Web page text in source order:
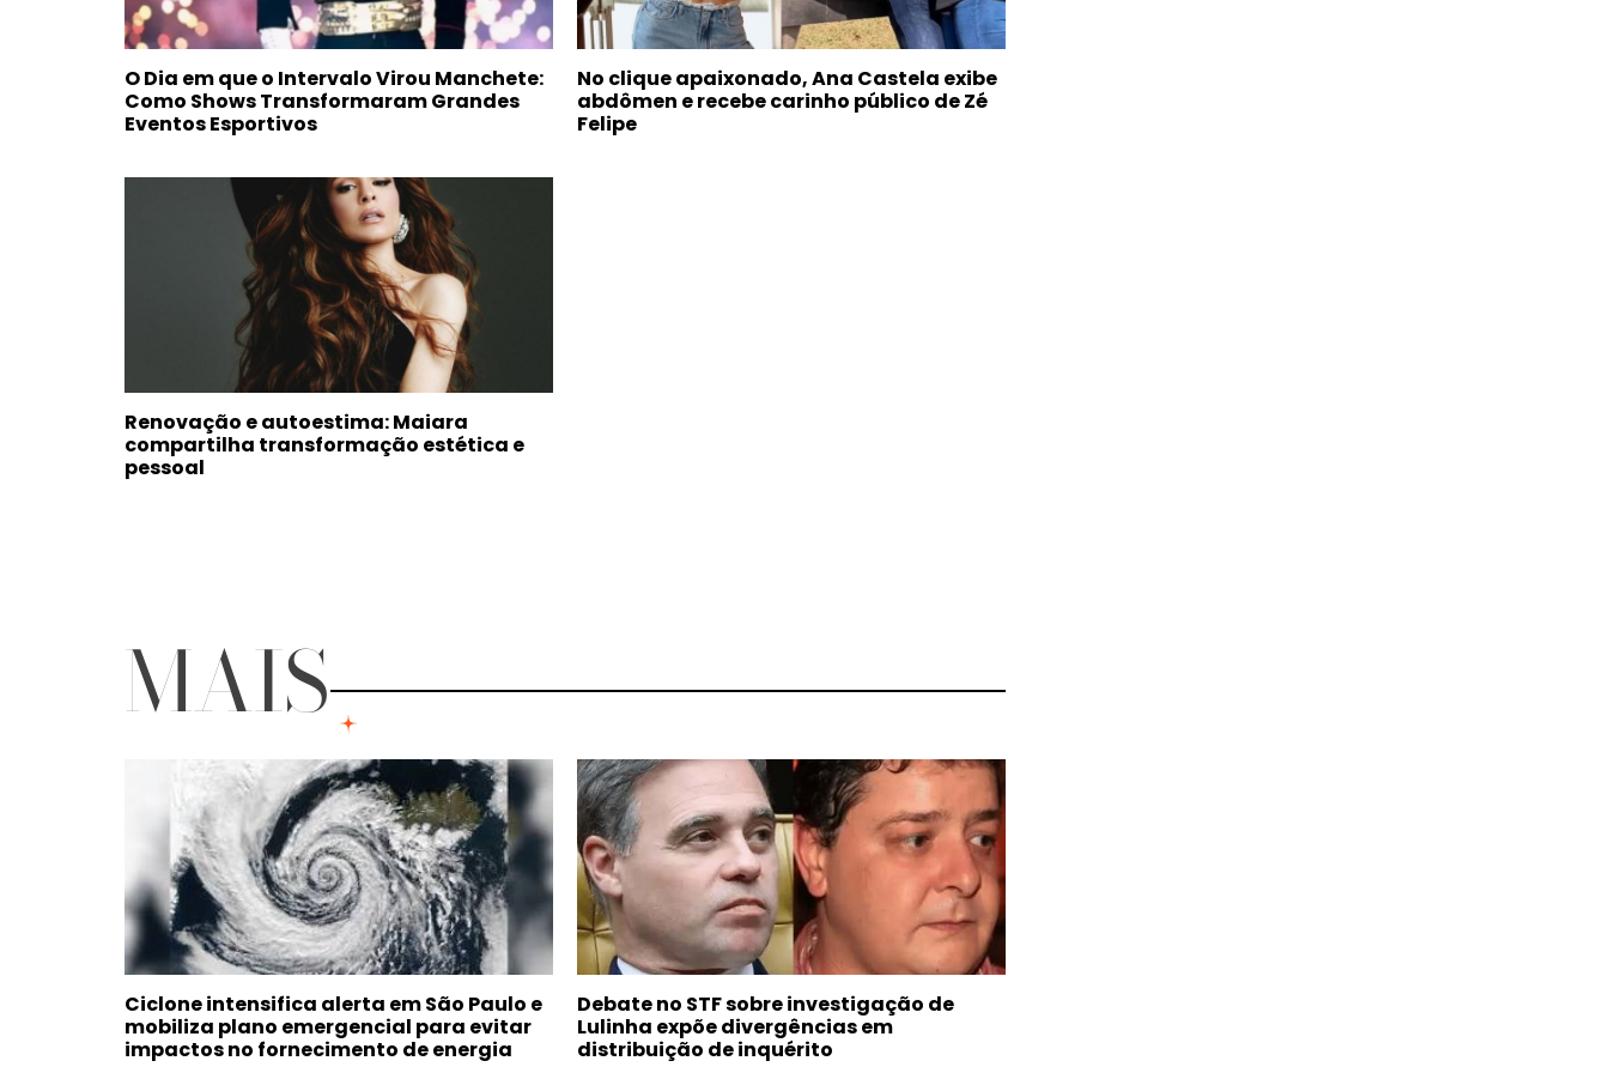
O Dia em que o Intervalo Virou Manchete:
Como Shows Transformaram Grandes
Eventos Esportivos
No clique apaixonado, Ana Castela exibe
abdômen e recebe carinho público de Zé
Felipe
Renovação e autoestima: Maiara
compartilha transformação estética e
pessoal
MAIS
Ciclone intensifica alerta em São Paulo e
mobiliza plano emergencial para evitar
impactos no fornecimento de energia
Debate no STF sobre investigação de
Lulinha expõe divergências em
distribuição de inquérito